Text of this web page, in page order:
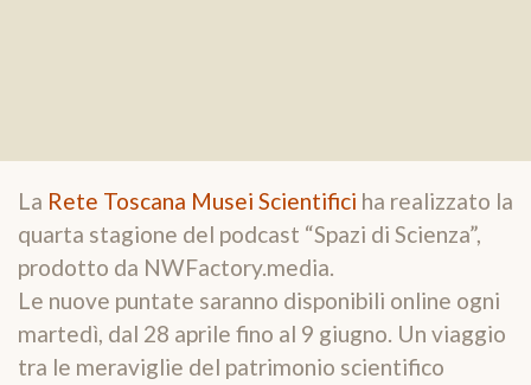
La Rete Toscana Musei Scientifici ha realizzato la
quarta stagione del podcast “Spazi di Scienza”,
prodotto da NWFactory.media.
Le nuove puntate saranno disponibili online ogni
martedì, dal 28 aprile fino al 9 giugno. Un viaggio
tra le meraviglie del patrimonio scientifico